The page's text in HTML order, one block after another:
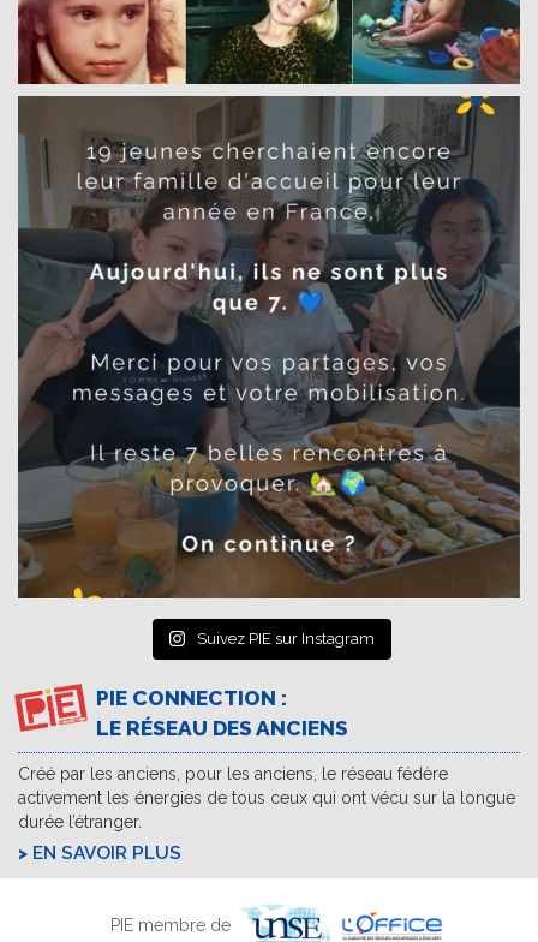
Suivez PIE sur Instagram
PIE CONNECTION :
LE RÉSEAU DES ANCIENS
Créé par les anciens, pour les anciens, le réseau fédère
activement les énergies de tous ceux qui ont vécu sur la longue
durée l’étranger.
EN SAVOIR PLUS
PIE membre de